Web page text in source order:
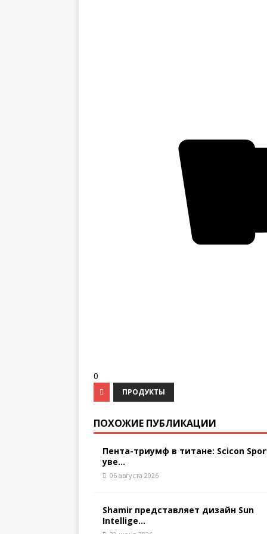
0
ПРОДУКТЫ
ПОХОЖИЕ ПУБЛИКАЦИИ
Пента-триумф в титане: Scicon
уве...
06 августа 2026
Shamir представляет дизайн Sun
Intellige...